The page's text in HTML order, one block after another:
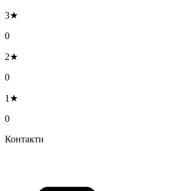
3★
0
2★
0
1★
0
Контакти